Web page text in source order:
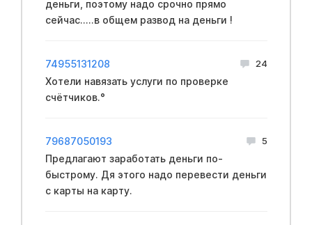
деньги, поэтому надо срочно прямо
сейчас.....в общем развод на деньги !
74955131208 24
Хотели навязать услуги по проверке
счётчиков.°
79687050193 5
Предлагают заработать деньги по-
быстрому. Дя этого надо перевести деньги
с карты на карту.